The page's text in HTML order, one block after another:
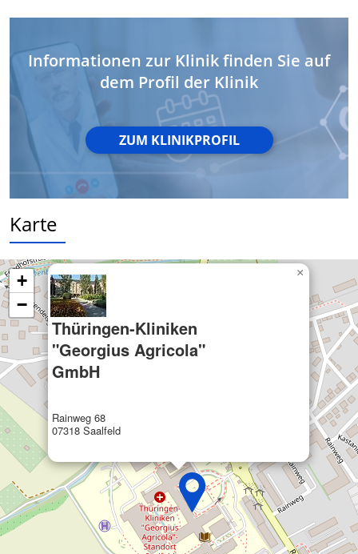
Informationen zur Klinik finden Sie auf
dem Profil der Klinik
ZUM KLINIKPROFIL
Karte
Thüringen-Kliniken
"Georgius Agricola"
GmbH
Rainweg 68
07318 Saalfeld
×
+
−
Funktional
Werbung